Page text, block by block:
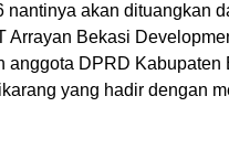
nantinya akan dituangkan
Arrayan Bekasi
anggota DPRD Kabupaten
yang hadir dengan